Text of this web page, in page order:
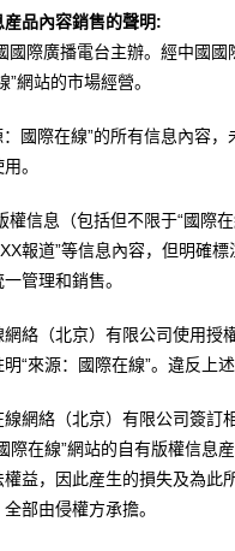
品內容銷售的聲明:
國際廣播電台主辦。經中國
”網站的市場經營。
國際在線”的所有信息內容
。
權信息（包括但不限于“國際
報道”等信息內容，但明確
管理和銷售。
絡（北京）有限公司使用
“來源：國際在線”。違反上
網絡（北京）有限公司簽訂
際在線”網站的自有版權信息
益，因此産生的損失及為此
部由侵權方承擔。